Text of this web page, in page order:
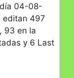
04-08-
editan 497
93 en la
y 6 Last